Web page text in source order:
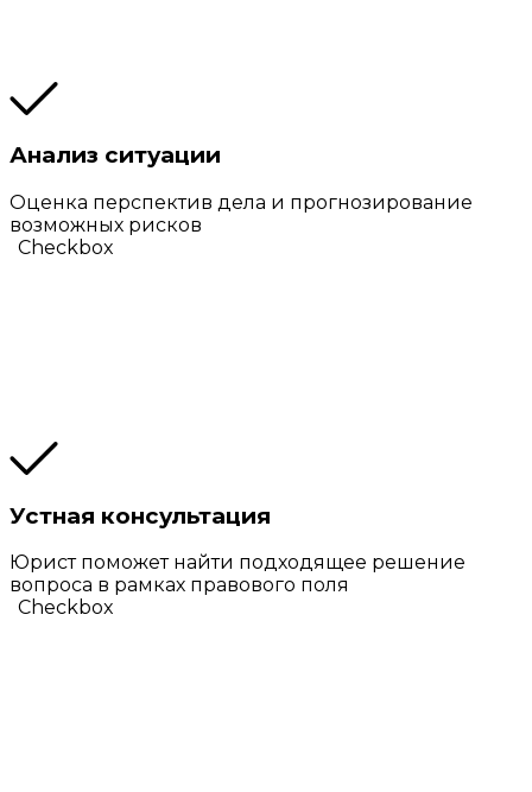
Анализ ситуации
Оценка перспектив дела и прогнозирование
возможных рисков
Checkbox
Устная консультация
Юрист поможет найти подходящее решение
вопроса в рамках правового поля
Checkbox